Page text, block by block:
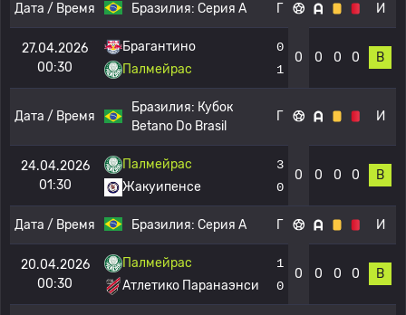
Дата / Время Бразилия: Серия А Г И
27.04.2026
00:30
Брагантино
Палмейрас
0
1
0 0 0 0 В
Дата / Время
Бразилия: Кубок
Betano Do Brasil
Г И
24.04.2026
01:30
Палмейрас
Жакуипенсе
3
0
0 0 0 0 В
Дата / Время Бразилия: Серия А Г И
20.04.2026
00:30
Палмейрас
Атлетико Паранаэнси
1
0
0 0 0 0 В